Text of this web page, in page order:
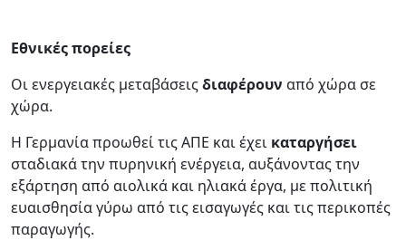
Εθνικές πορείες
Οι ενεργειακές μεταβάσειςδιαφέρουν από χώρα σε
χώρα.
Η Γερμανία προωθεί τις ΑΠΕ και έχει καταργήσει
σταδιακά την πυρηνική ενέργεια, αυξάνοντας την
εξάρτηση από αιολικά και ηλιακά έργα, με πολιτική
ευαισθησία γύρω από τις εισαγωγές και τις περικοπές
παραγωγής.